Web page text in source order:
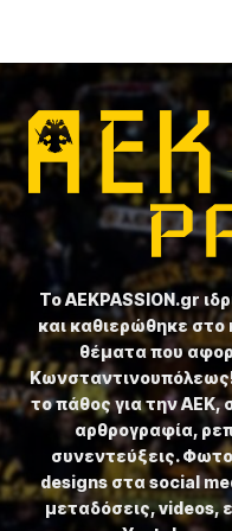
Το ⁦AEKPASSION.gr⁩
και καθιερώθηκε στο
θέματα που
το πάθος για την ΑΕΚ,
αρθρογραφία,
συνεντεύξεις.
designs στα social
μεταδόσεις, videos,